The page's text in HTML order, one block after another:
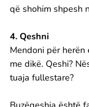
që shohim shpesh
4. Qeshni
Mendoni për
me dikë. Qeshi?
tuaja fullestare?